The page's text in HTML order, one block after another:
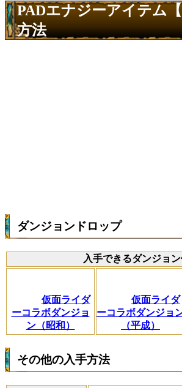
PADエナジーアイテム
方法
ダンジョンドロップ
入手できるダンジョン
仮面ライダ
ーコラボダンジョ
ン（昭和）
仮面ライダ
ーコラボダンジョ
（平成）
その他の入手方法